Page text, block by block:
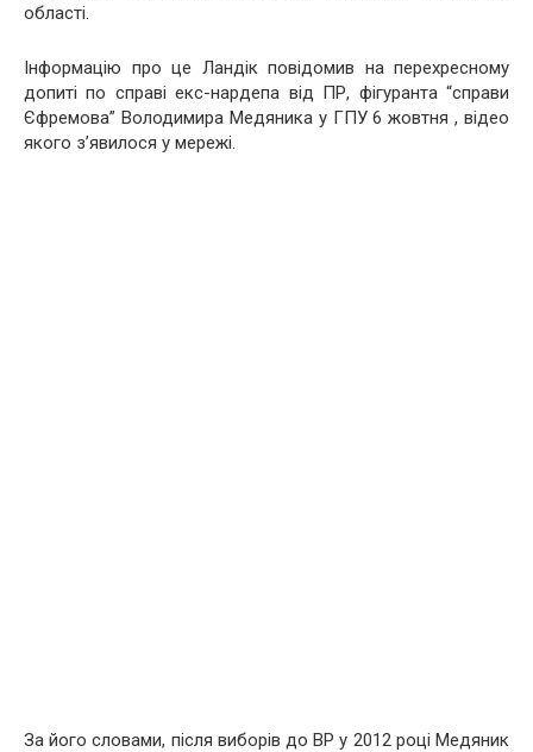
області.
Інформацію про це Ландік повідомив на перехресному
допиті по справі екс-нардепа від ПР, фігуранта “справи
Єфремова” Володимира Медяника у ГПУ 6 жовтня , відео
якого з’явилося у мережі.
За його словами, після виборів до ВР у 2012 році Медяник